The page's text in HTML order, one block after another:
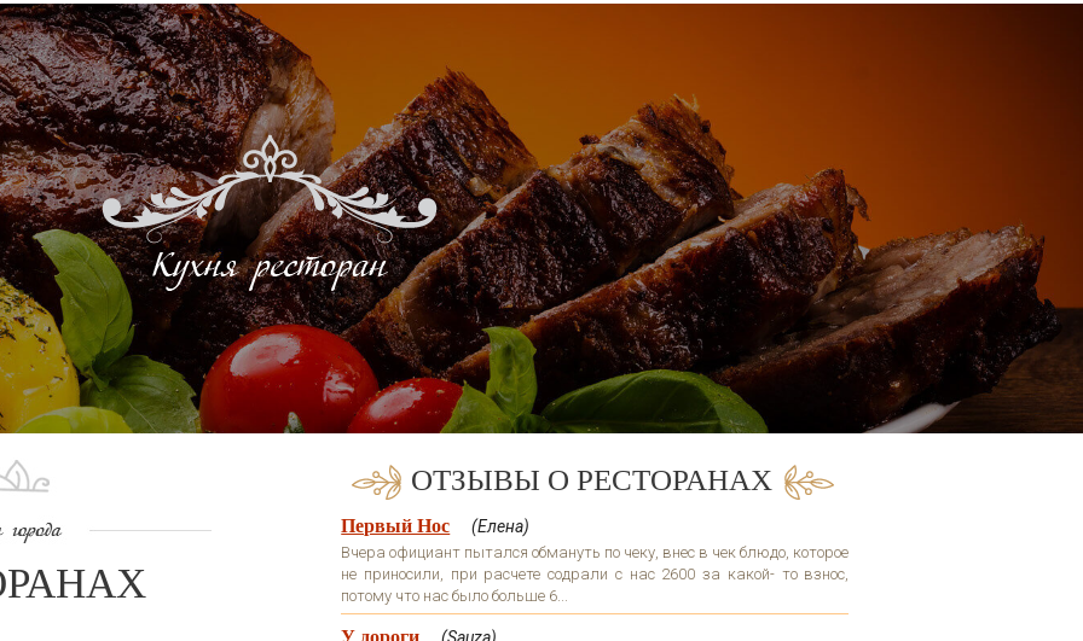
ОТЗЫВЫ О РЕСТОРАНАХ
Первый Нос (Елена)
Вчера официант пытался обмануть по чеку, внес в чек блюдо, которое
не приносили, при расчете содрали с нас 2600 за какой- то взнос,
потому что нас было больше 6...
У дороги